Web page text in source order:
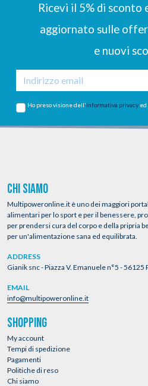
Ricevi il 5% di sconto
aggiornato sulle
e nuovi
Ho preso visione dell'informativa privacy
CHI SIAMO
Multipoweronline.it è uno dei maggiori
alimentari per lo sport e per il benessere,
per prendersi cura del corpo e della pripria
per un'alimentazione sana ed equilibrata.
ADDRESS
Gianik snc - Piazza V. Emanuele n°5 - 56125
EMAIL
info@multipoweronline.it
SHOPPING
My account
Tempi di spedizione
Pagamenti
Politiche di reso
Chi siamo